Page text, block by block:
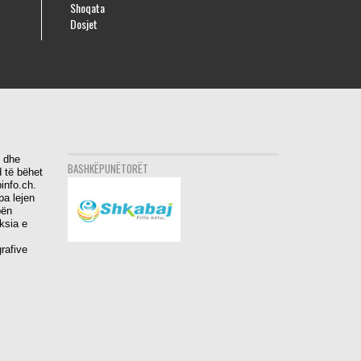
Shoqata
Dosjet
dhe
të bëhet
lejen
e
BASHKËPUNËTORËT